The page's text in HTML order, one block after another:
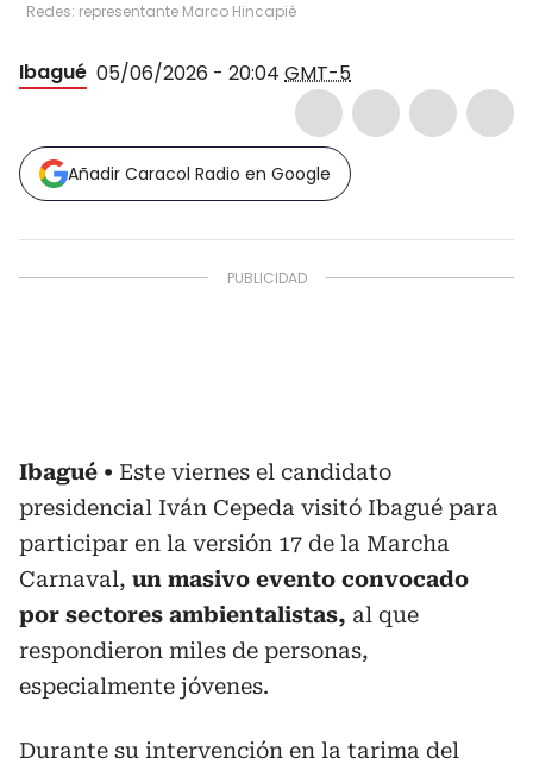
Redes: representante Marco Hincapié
Ibagué 05/06/2026 - 20:04 GMT-5
Añadir Caracol Radio en Google
Ibagué
Este viernes el candidato
presidencial Iván Cepeda visitó Ibagué para
participar en la versión 17 de la Marcha
Carnaval, un masivo evento convocado
por sectores ambientalistas, al que
respondieron miles de personas,
especialmente jóvenes.
Durante su intervención en la tarima del